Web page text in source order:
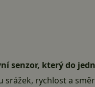
senzor, který do
rychlost a